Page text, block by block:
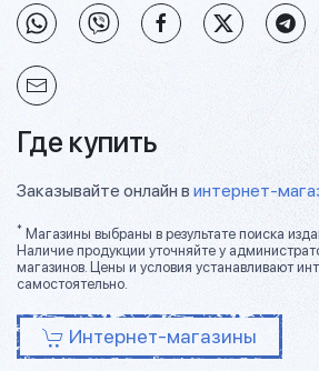
Где купить
Заказывайте онлайн в интернет-
* Магазины выбраны в результате поиска
Наличие продукции уточняйте у
магазинов. Цены и условия устанавливают
самостоятельно.
Интернет-магазины